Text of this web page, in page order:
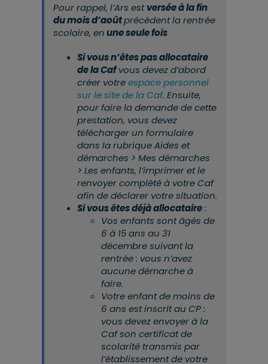
Pour rappel, l’Ars estversée à la fin
du mois d’aoûtprécédent la rentrée
scolaire, enune seule fois
Si vous n’êtes pas allocataire
de la Cafvous devez d’abord
créer votreespace personnel
sur le site de la Caf. Ensuite,
pour faire la demande de cette
prestation, vous devez
télécharger un formulaire
dans la rubrique Aides et
démarches > Mes démarches
> Les enfants, l’imprimer et le
renvoyer complété à votre Caf
afin de déclarer votre situation.
Si vous êtes déjà allocataire:
Vos enfants sont âgés de
6 à 15 ans au 31
décembre suivant la
rentrée : vous n’avez
aucune démarche à
faire.
Votre enfant de moins de
6 ans est inscrit au CP :
vous devez envoyer à la
Caf son certificat de
scolarité transmis par
l’établissement de votre